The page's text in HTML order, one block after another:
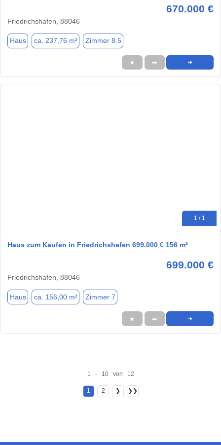
670.000 €
Friedrichshafen, 88046
Haus ca. 237,76 m² Zimmer 8.5
★ ➦ ➜
1 / 1
Haus zum Kaufen in Friedrichshafen 699.000 € 156 m²
699.000 €
Friedrichshafen, 88046
Haus ca. 156,00 m² Zimmer 7
★ ➦ ➜
1 - 10 von 12
1 2 ❯ ❯❯